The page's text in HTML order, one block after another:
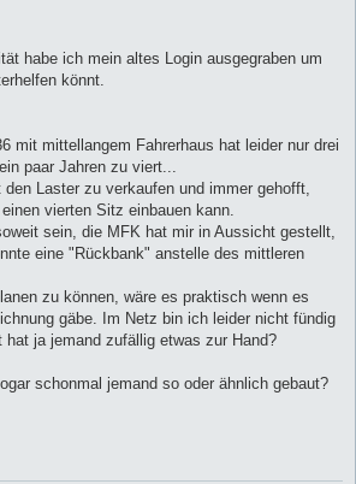
habe ich mein altes Login ausgegraben um
könnt.
mit mittellangem Fahrerhaus hat leider nur drei
paar Jahren zu viert...
Laster zu verkaufen und immer gehofft,
vierten Sitz einbauen kann.
sein, die MFK hat mir in Aussicht gestellt,
eine "Rückbank" anstelle des mittleren
zu können, wäre es praktisch wenn es
gäbe. Im Netz bin ich leider nicht fündig
hat ja jemand zufällig etwas zur Hand?
schonmal jemand so oder ähnlich gebaut?